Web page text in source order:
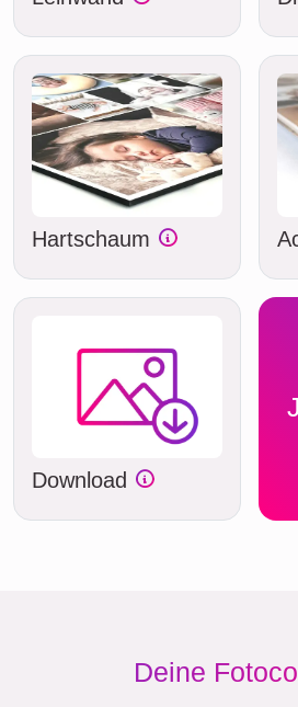
Hartschaum
Download
Deine